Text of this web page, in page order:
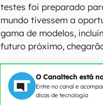
testes foi preparado
mundo tivessem a
gama de modelos,
futuro próximo,
O Canaltech está
Entre no canal e
dicas de tecnologia